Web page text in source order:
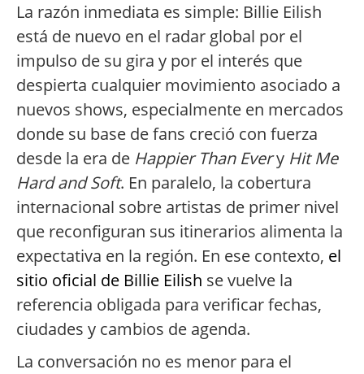
La razón inmediata es simple: Billie Eilish
está de nuevo en el radar global por el
impulso de su gira y por el interés que
despierta cualquier movimiento asociado a
nuevos shows, especialmente en mercados
donde su base de fans creció con fuerza
desde la era de Happier Than Every Hit Me
Hard and Soft. En paralelo, la cobertura
internacional sobre artistas de primer nivel
que reconfiguran sus itinerarios alimenta la
expectativa en la región. En ese contexto, el
sitio oficial de Billie Eilish se vuelve la
referencia obligada para verificar fechas,
ciudades y cambios de agenda.
La conversación no es menor para el